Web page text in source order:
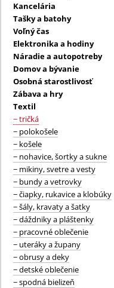
Kancelária
Tašky a batohy
Voľný čas
Elektronika a hodiny
Náradie a autopotreby
Domov a bývanie
Osobná starostlivosť
Zábava a hry
Textil
− tričká
− polokošele
− košele
− nohavice, šortky a sukne
− mikiny, svetre a vesty
− bundy a vetrovky
− čiapky, rukavice a klobúky
− šály, kravaty a šatky
− dáždniky a pláštenky
− pracovné oblečenie
− uteráky a župany
− obrusy a deky
− detské oblečenie
− spodná bielizeň